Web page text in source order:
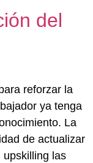
del
reforzar la
ya tenga
La
de actualizar
upskilling las